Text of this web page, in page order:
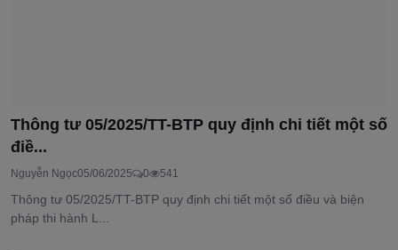
Thông tư 05/2025/TT-BTP quy định chi tiết một số
điề...
Nguyễn Ngọc05/06/2025 0 541
Thông tư 05/2025/TT-BTP quy định chi tiết một số điều và biện
pháp thi hành L...